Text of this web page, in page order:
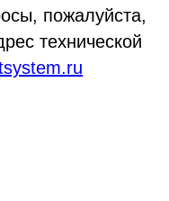
пожалуйста,
технической